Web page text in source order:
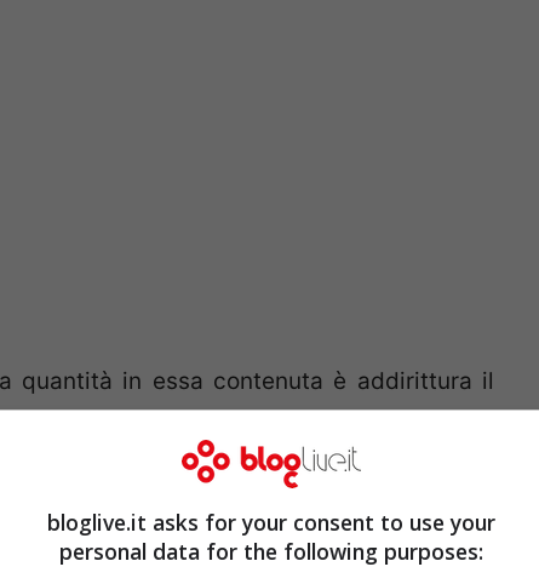
quantità in essa contenuta è addirittura il
animale. Inoltre vi troviamo anche i
Soprattutto la soia è preziosa per gli
tutte queste informazioni, ci accorgiamo
soprattutto per le donne che
bloglive.it asks for your consent to use your
personal data for the following purposes: